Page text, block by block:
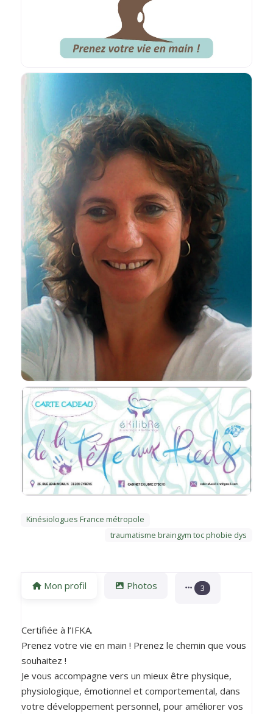
Kinésiologues France métropole
traumatisme braingym toc phobie dys
Mon profil Photos 3
Certifiée à l’IFKA.
Prenez votre vie en main ! Prenez le chemin que vous
souhaitez !
Je vous accompagne vers un mieux être physique,
physiologique, émotionnel et comportemental, dans
votre développement personnel, pour améliorer vos